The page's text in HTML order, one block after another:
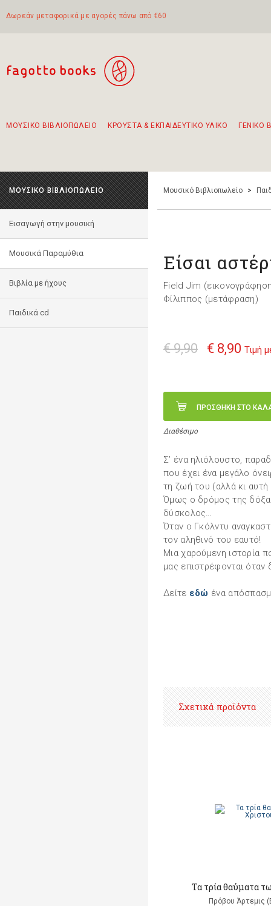
Δωρεάν μεταφορικά με αγορές πάνω από €60
ΜΟΥΣΙΚΟ ΒΙΒΛΙΟΠΩΛΕΙΟ ΚΡΟΥΣΤΑ & ΕΚΠΑΙΔΕΥΤΙΚΟ ΥΛΙΚΟ ΓΕΝΙΚΟ
ΜΟΥΣΙΚΟ ΒΙΒΛΙΟΠΩΛΕΙΟ
Εισαγωγή στην μουσική
Μουσικά Παραμύθια
Βιβλία με ήχους
Παιδικά cd
Μουσικό Βιβλιοπωλείο >
Είσαι
Field Jim
Φίλιππος (μετάφραση)
€ 9,90 € 8,90 Τιμή
ΠΡΟΣΘΗΚΗ ΣΤΟ
Διαθέσιμο
Σ’ ένα ηλιόλουστο,
που έχει ένα μεγάλο
τη ζωή του (αλλά κι
Όμως ο δρόμος της
δύσκολος…
Όταν ο Γκόλντυ
τον αληθινό του εαυτό!
Μια χαρούμενη ιστορία
μας επιστρέφονται όταν
Δείτε εδώ ένα
Σχετικά προϊόντα
Τα τρία θαύματα
Πρόβου Άρτεμις